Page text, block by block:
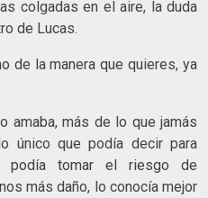
colgadas en el aire, la duda
de Lucas.
de la manera que quieres, ya
amaba, más de lo que jamás
único que podía decir para
podía tomar el riesgo de
más daño, lo conocía mejor